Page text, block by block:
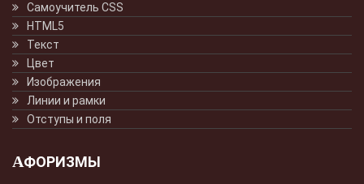
Самоучитель CSS
HTML5
Текст
Цвет
Изображения
Линии и рамки
Отступы и поля
АФОРИЗМЫ